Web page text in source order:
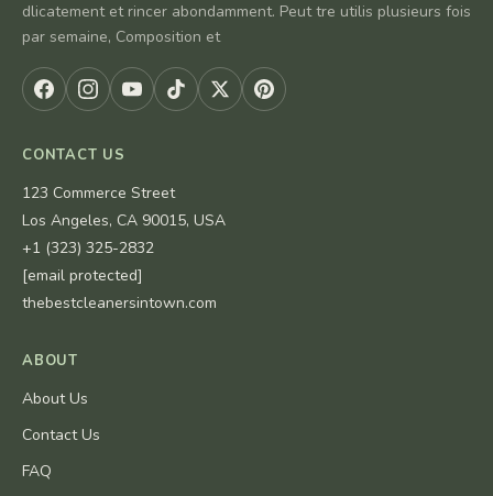
dlicatement et rincer abondamment. Peut tre utilis plusieurs fois
par semaine, Composition et
CONTACT US
123 Commerce Street
Los Angeles, CA 90015, USA
+1 (323) 325-2832
[email protected]
thebestcleanersintown.com
ABOUT
About Us
Contact Us
FAQ